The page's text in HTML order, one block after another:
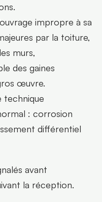
impropre à sa
par la toiture,
murs,
des gaines
œuvre.
technique
: corrosion
différentiel
avant
la réception.